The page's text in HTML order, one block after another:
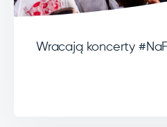
Wracają koncerty